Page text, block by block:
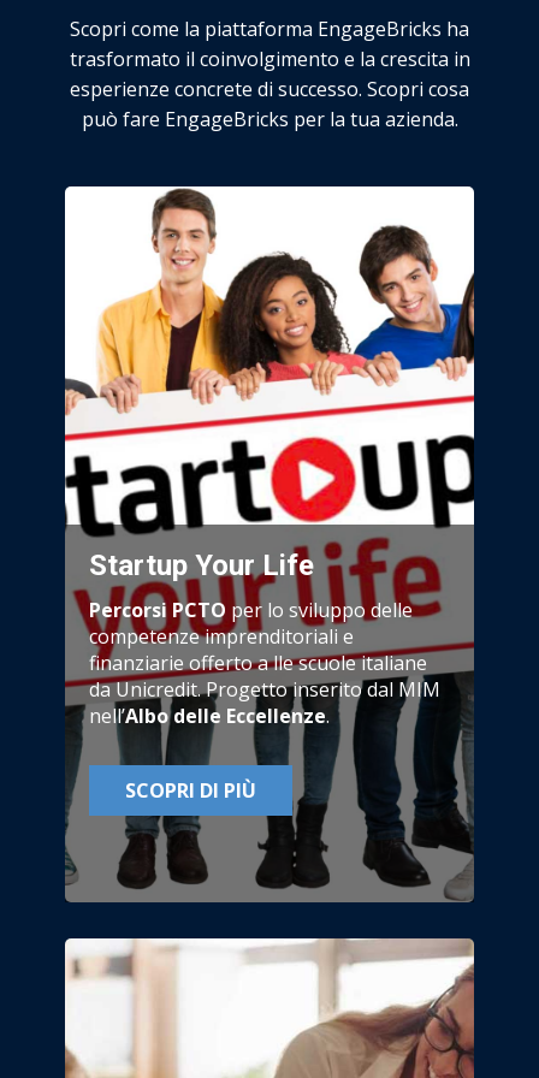
Scopri come la piattaforma EngageBricks ha
trasformato il coinvolgimento e la crescita in
esperienze concrete di successo. Scopri cosa
può fare EngageBricks per la tua azienda.
Startup Your Life
Percorsi PCTO per lo sviluppo delle
competenze imprenditoriali e
finanziarie offerto a lle scuole italiane
da Unicredit. Progetto inserito dal MIM
nell’Albo delle Eccellenze
SCOPRI DI PIÙ